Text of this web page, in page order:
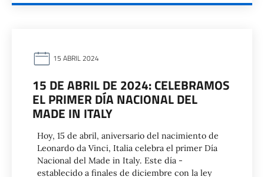
15 ABRIL 2024
15 DE ABRIL DE 2024: CELEBRAMOS
EL PRIMER DÍA NACIONAL DEL
MADE IN ITALY
Hoy, 15 de abril, aniversario del nacimiento de
Leonardo da Vinci, Italia celebra el primer Día
Nacional del Made in Italy. Este día -
establecido a finales de diciembre con la ley